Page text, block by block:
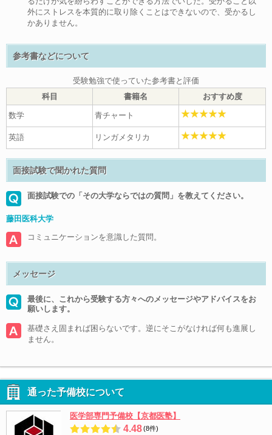
外にストレスを本質的に取り除くことはできないので、受かるし
かありません。
参考書などについて
受験勉強で使っていた参考書と評価
科目
書籍名 おすすめ度
数学 青チャート
英語 リンガメタリカ
面接試験で聞かれた質問
面接試験での「その大学ならではの質問」を教えてください。
藤田医科大学
コミュニケーションを意識した質問。
メッセージ
最後に、これから受験する方々へのメッセージやアドバイスをお
願いします。
基礎さえ固まれば困らないです。逆にそこがなければ何も進展し
ません。
通った予備校について
医学部専門予備校【京都医塾】
4.48(8件)